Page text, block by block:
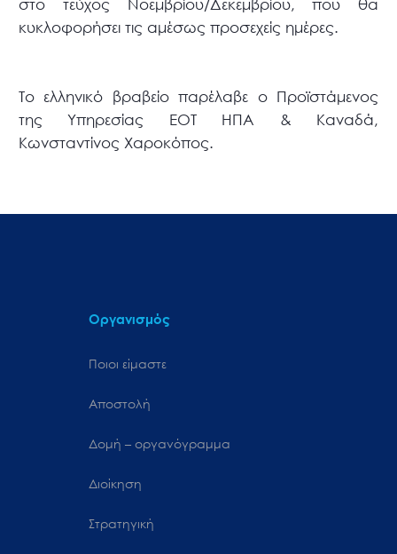
στο τεύχος Νοεμβρίου/Δεκεμβρίου, που θα
κυκλοφορήσει τις αμέσως προσεχείς ημέρες.
Το ελληνικό βραβείο παρέλαβε ο Προϊστάμενος
της Υπηρεσίας ΕΟΤ ΗΠΑ & Καναδά,
Κωνσταντίνος Χαροκόπος.
Οργανισμός
Ποιοι είμαστε
Αποστολή
Δομή – οργανόγραμμα
Διοίκηση
Στρατηγική